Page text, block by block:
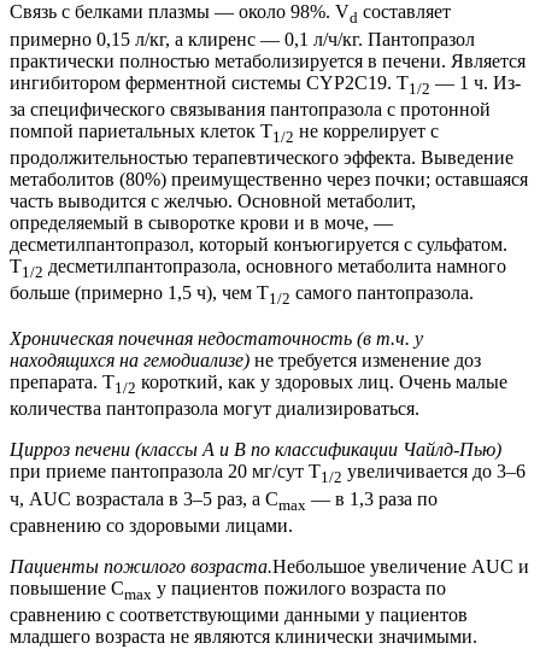
Связь с белками плазмы — около 98%. Vd составляет
примерно 0,15 л/кг, а клиренс — 0,1 л/ч/кг. Пантопразол
практически полностью метаболизируется в печени. Является
ингибитором ферментной системы CYP2C19. T1/2 — 1 ч. Из-
за специфического связывания пантопразола с протонной
помпой париетальных клеток T1/2 не коррелирует с
продолжительностью терапевтического эффекта. Выведение
метаболитов (80%) преимущественно через почки; оставшаяся
часть выводится с желчью. Основной метаболит,
определяемый в сыворотке крови и в моче, —
десметилпантопразол, который конъюгируется с сульфатом.
T1/2 десметилпантопразола, основного метаболита намного
больше (примерно 1,5 ч), чем T1/2 самого пантопразола.
Хроническая почечная недостаточность (в т.ч. у
находящихся на гемодиализе) не требуется изменение доз
препарата. T1/2 короткий, как у здоровых лиц. Очень малые
количества пантопразола могут диализироваться.
Цирроз печени (классы А и В по классификации Чайлд-Пью)
при приеме пантопразола 20 мг/сут T1/2 увеличивается до 3–6
ч, AUC возрастала в 3–5 раз, а Cmax — в 1,3 раза по
сравнению со здоровыми лицами.
Пациенты пожилого возраста.Небольшое увеличение AUC и
повышение Cmax у пациентов пожилого возраста по
сравнению с соответствующими данными у пациентов
младшего возраста не являются клинически значимыми.